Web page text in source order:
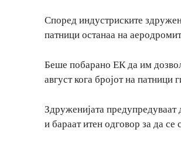
Според индустриските
патници останаа на
Беше побарано ЕК да им
август кога бројот на
Здруженијата
и бараат итен одговор за да